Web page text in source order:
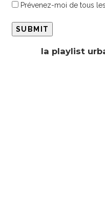
Prévenez-moi de tous
la playlist